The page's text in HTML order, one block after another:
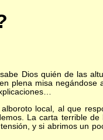
Dios quién de las
plena misa
local, al que
La carta terrible
y si abrimos un